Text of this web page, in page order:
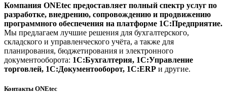
Компания ONEtec предоставляет полный спектр услуг по
разработке, внедрению, сопровождению и продвижению
программного обеспечения на платформе 1С:Предприятие.
Мы предлагаем лучшие решения для бухгалтерского,
складского и управленческого учёта, а также для
планирования, бюджетирования и электронного
документооборота: 1С:Бухгалтерия, 1С:Управление
торговлей, 1С:Документооборот, 1С:ERP и другие.
Контакты ONEtec